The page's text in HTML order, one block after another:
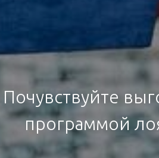
Почувствуйте
программой